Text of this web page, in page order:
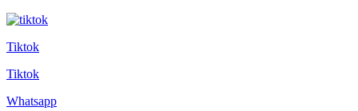
Tiktok
Tiktok
Whatsapp